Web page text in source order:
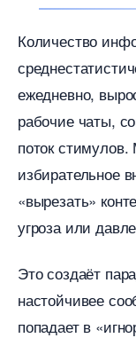
Количество
ежедневно,
рабочие чаты,
поток стимулов.
избирательное
«вырезать»
угроза или
Это создаёт
настойчивее
попадает в